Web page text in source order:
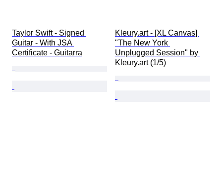
Taylor Swift - Signed
Guitar - With JSA
Certificate - Guitarra
Kleury.art - [XL Canvas]
"The New York
Unplugged Session" by
Kleury.art (1/5)